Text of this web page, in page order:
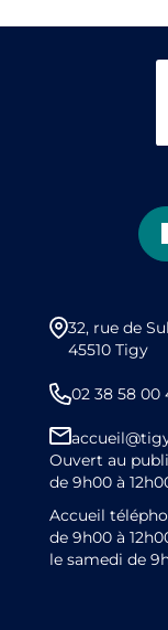
32, rue de
45510 Tigy
02 38 58 00
Ouvert au
de 9h00 à
Accueil
de 9h00 à
le samedi de